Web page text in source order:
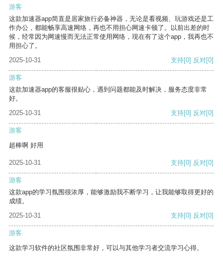
游客
这款加速器app简直是居家旅行必备神器，无论是看视频、玩游戏还是工
作办公，都能畅享高速网络，再也不用担心网速卡顿了。以前出差的时
候，经常因为网速慢而无法正常使用网络，现在有了这个app，我再也不
用担心了。
2025-10-31
支持[0] 反对[0]
游客
这款加速器app的客服很贴心，遇到问题都能及时解决，服务态度非常
好。
2025-10-31
支持[0] 反对[0]
游客
超棒啊 好用
2025-10-31 支持[0] 反对[0]
游客
这款app的学习氛围很浓厚，能够激励我不断学习，让我能够取得更好的
成绩。
2025-10-31
支持[0] 反对[0]
游客
这款学习软件的社区氛围非常好，可以与其他学习者交流学习心得。